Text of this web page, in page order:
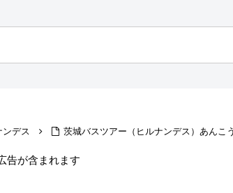
ンデス 茨城バスツアー（ヒルナンデス）あんこ
告が含まれます